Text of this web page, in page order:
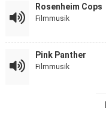
Rosenheim Cops
Filmmusik
Pink Panther
Filmmusik